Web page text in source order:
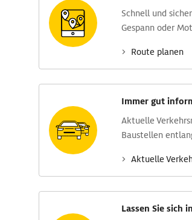
Schnell und
Gespann oder
Route planen
Immer gut
Aktuelle
Baustellen
Aktuelle
Lassen Sie sich